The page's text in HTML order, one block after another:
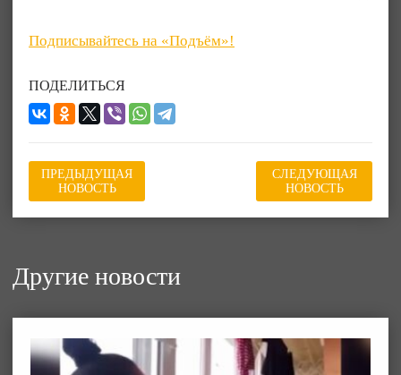
Подписывайтесь на «Подъём»!
ПОДЕЛИТЬСЯ
ПРЕДЫДУЩАЯ
НОВОСТЬ
СЛЕДУЮЩАЯ
НОВОСТЬ
Другие новости